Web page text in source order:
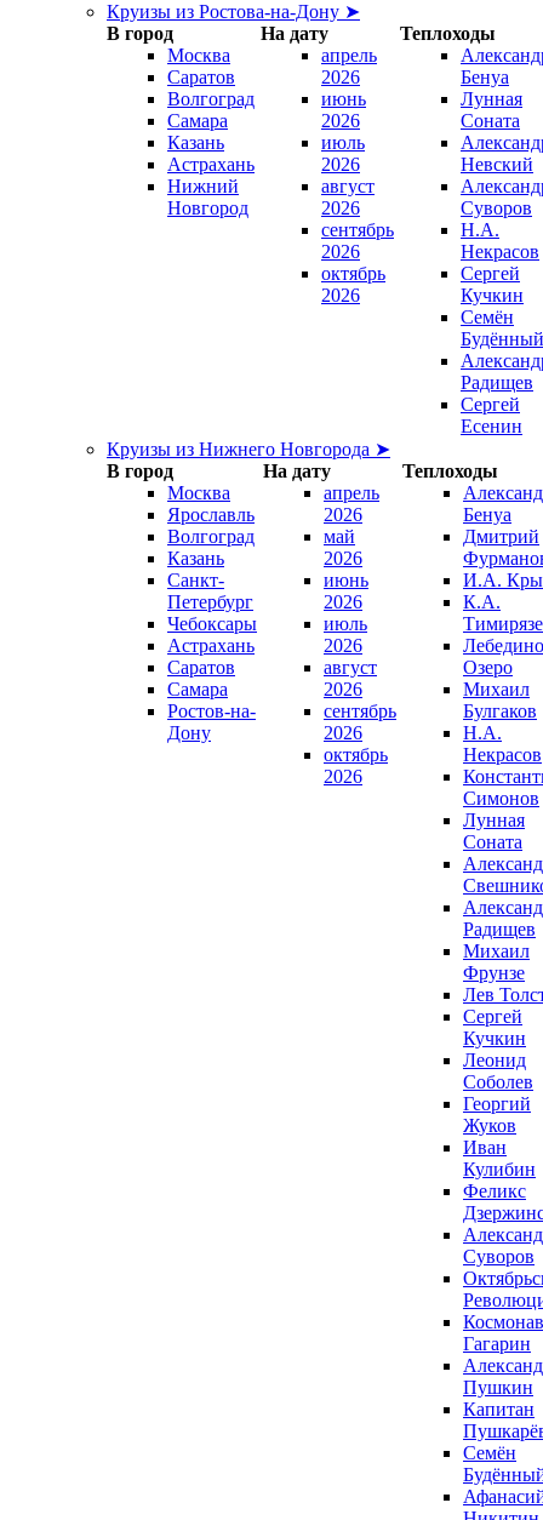
Круизы из Ростова-на-Дону ➤
В город
На дату
Теплоходы
Москва
Саратов
Волгоград
Самара
Казань
Астрахань
Нижний
Новгород
апрель
2026
июнь
2026
июль
2026
август
2026
сентябрь
2026
октябрь
2026
Бенуа
Лунная
Соната
Невский
Суворов
Н.А.
Некрасов
Сергей
Кучкин
Семён
Будённый
Радищев
Сергей
Есенин
Круизы из Нижнего Новгорода ➤
В город
На дату
Теплоходы
Москва
Ярославль
Волгоград
Казань
Санкт-
Петербург
Чебоксары
Астрахань
Саратов
Самара
Ростов-на-
Дону
апрель
2026
май
2026
июнь
2026
июль
2026
август
2026
сентябрь
2026
октябрь
2026
Бенуа
Дмитрий
И.А.
К.А.
Озеро
Михаил
Булгаков
Н.А.
Некрасов
Симонов
Лунная
Соната
Радищев
Михаил
Фрунзе
Лев
Сергей
Кучкин
Леонид
Соболев
Георгий
Жуков
Иван
Кулибин
Феликс
Суворов
Гагарин
Пушкин
Капитан
Семён